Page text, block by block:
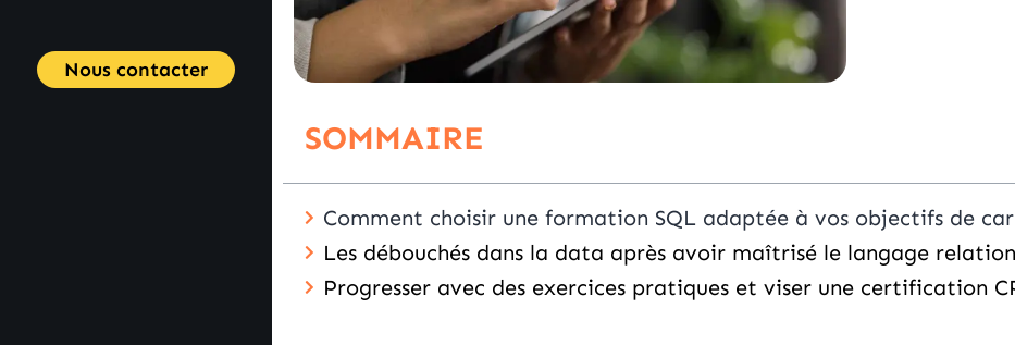
Nous contacter
SOMMAIRE
Comment choisir une formation SQL adaptée à vos objectifs de
Les débouchés dans la data après avoir maîtrisé le langage
Progresser avec des exercices pratiques et viser une certification